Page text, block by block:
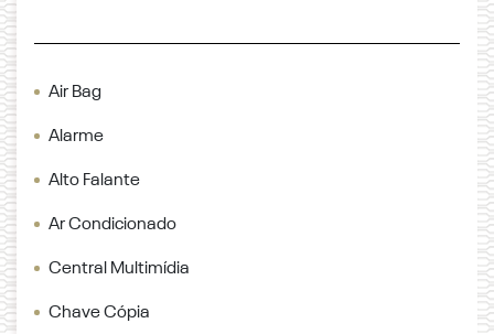
Air Bag
Alarme
Alto Falante
Ar Condicionado
Central Multimídia
Chave Cópia